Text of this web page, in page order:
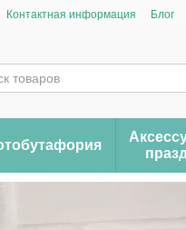
Контактная информация Блог